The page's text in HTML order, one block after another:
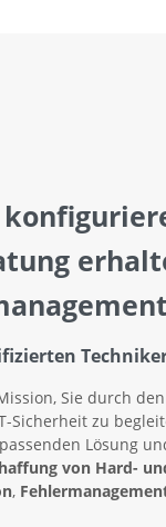
Sie durch
Sicherheit zu
Lösung
von Hard-
,